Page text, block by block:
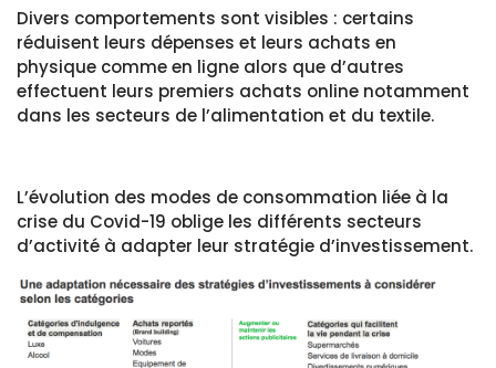
Divers comportements sont visibles : certains
réduisent leurs dépenses et leurs achats en
physique comme en ligne alors que d’autres
effectuent leurs premiers achats online notamment
dans les secteurs de l’alimentation et du textile.
L’évolution des modes de consommation liée à la
crise du Covid-19 oblige les différents secteurs
d’activité à adapter leur stratégie d’investissement.